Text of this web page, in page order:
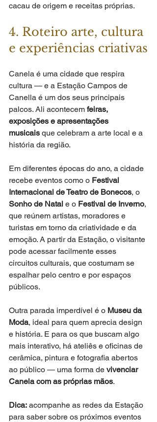
cacau de origem e receitas próprias.
4. Roteiro arte, cultura
e experiências criativas
Canela é uma cidade que respira
cultura — e a Estação Campos de
Canella é um dos seus principais
palcos. Ali acontecem feiras,
exposições e apresentações
musicais que celebram a arte local e a
história da região.
Em diferentes épocas do ano, a cidade
recebe eventos como o Festival
Internacional de Teatro de Bonecos, o
Sonho de Natal e o Festival de Inverno,
que reúnem artistas, moradores e
turistas em torno da criatividade e da
emoção. A partir da Estação, o visitante
pode acessar facilmente esses
circuitos culturais, que costumam se
espalhar pelo centro e por espaços
públicos.
Outra parada imperdível é o Museu da
Moda, ideal para quem aprecia design
e história. E para os que buscam algo
mais interativo, há ateliês e oficinas de
cerâmica, pintura e fotografia abertos
ao público — uma forma de vivenciar
Canela com as próprias mãos.
Dica: acompanhe as redes da Estação
para saber sobre os próximos eventos